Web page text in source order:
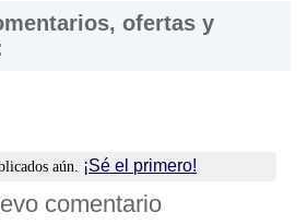
de contacto son referenciales y
e incluso, a posibles errores
de esta página web.
ofertas y
aún. ¡Sé el primero!
comentario